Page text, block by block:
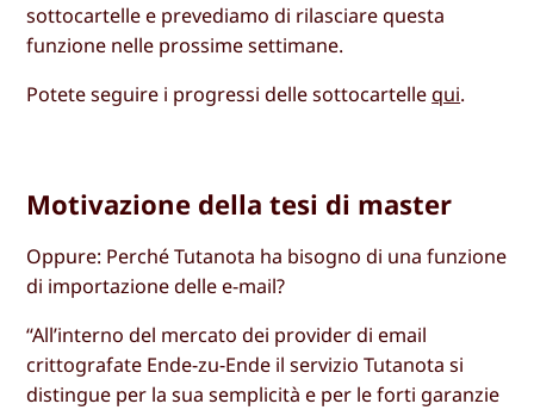
sottocartelle e prevediamo di rilasciare questa
funzione nelle prossime settimane.
Potete seguire i progressi delle sottocartelle qui.
Motivazione della tesi di master
Oppure: Perché Tutanota ha bisogno di una funzione
di importazione delle e-mail?
“All’interno del mercato dei provider di email
crittografate Ende-zu-Ende il servizio Tutanota si
distingue per la sua semplicità e per le forti garanzie